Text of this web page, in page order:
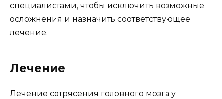
специалистами, чтобы исключить возможные
осложнения и назначить соответствующее
лечение.
Лечение
Лечение сотрясения головного мозга у